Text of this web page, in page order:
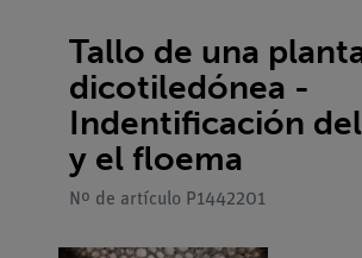
Tallo de una
dicotiledónea -
Indentificación
y el floema
Nº de artículo P1442201